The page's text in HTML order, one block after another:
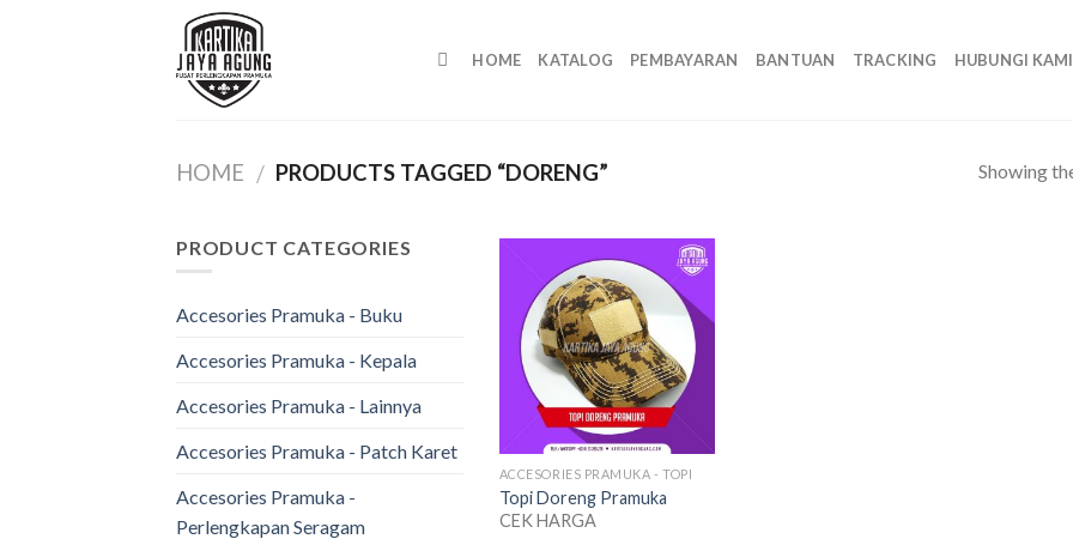
HOME KATALOG PEMBAYARAN BANTUAN TRACKING HUBUNGI KAMI
HOME / PRODUCTS TAGGED “DORENG” Showing
PRODUCT CATEGORIES
Accesories Pramuka - Buku
Accesories Pramuka - Kepala
Accesories Pramuka - Lainnya
Accesories Pramuka - Patch Karet
Accesories Pramuka -
Perlengkapan Seragam
ACCESORIES PRAMUKA - TOPI
Topi Doreng Pramuka
CEK HARGA